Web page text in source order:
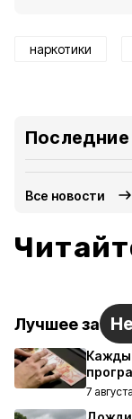
наркотики
Последние
Все новости
Лучшее за
7